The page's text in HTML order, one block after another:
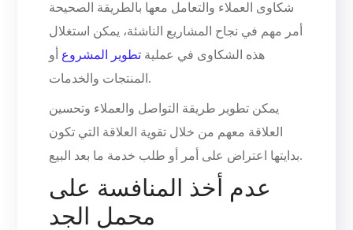
شكاوى العملاء والتعامل معها بالطريقة الصحيحة
أمر مهم في نجاح المشاريع الناشئة، يمكن استغلال
هذه الشكاوى في عملية تطوير المشروع أو
المنتجات والخدمات.
يمكن تطوير طريقة التواصل والعملاء وتحسين
العلاقة معهم من خلال تقوية العلاقة التي تكون
بدايتها اعتراض على أمر أو طلب خدمة ما بعد البيع.
عدم أخذ المنافسة على
محمل الجد